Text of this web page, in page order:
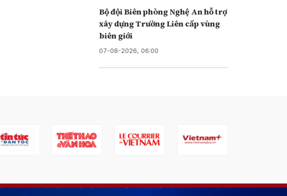
Bộ đội Biên phòng Nghệ An hỗ trợ
xây dựng Trường Liên cấp vùng
biên giới
07-08-2026, 06:00